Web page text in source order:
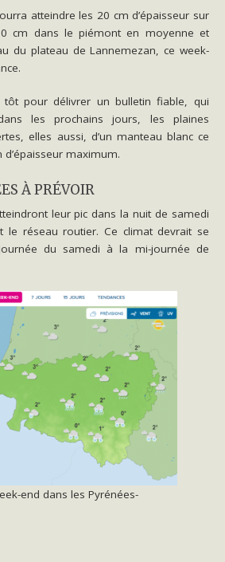
atteindre les 20 cm d’épaisseur sur
cm dans le piémont en moyenne et
du plateau de Lannemezan, ce week-
tôt pour délivrer un bulletin fiable, qui
les prochains jours, les plaines
elles aussi, d’un manteau blanc ce
d’épaisseur maximum.
À PRÉVOIR
leur pic dans la nuit de samedi
le réseau routier. Ce climat devrait se
du samedi à la mi-journée de
end dans les Pyrénées-